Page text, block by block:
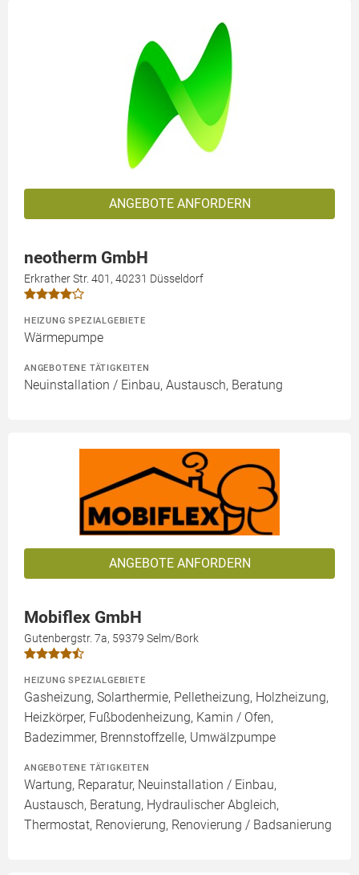
ANGEBOTE ANFORDERN
neotherm GmbH
Erkrather Str. 401, 40231 Düsseldorf
HEIZUNG SPEZIALGEBIETE
Wärmepumpe
ANGEBOTENE TÄTIGKEITEN
Neuinstallation / Einbau, Austausch, Beratung
ANGEBOTE ANFORDERN
Mobiflex GmbH
Gutenbergstr. 7a, 59379 Selm/Bork
HEIZUNG SPEZIALGEBIETE
Gasheizung, Solarthermie, Pelletheizung, Holzheizung,
Heizkörper, Fußbodenheizung, Kamin / Ofen,
Badezimmer, Brennstoffzelle, Umwälzpumpe
ANGEBOTENE TÄTIGKEITEN
Wartung, Reparatur, Neuinstallation / Einbau,
Austausch, Beratung, Hydraulischer Abgleich,
Thermostat, Renovierung, Renovierung / Badsanierung